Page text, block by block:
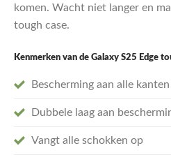
komen. Wacht niet langer en
tough case.
Kenmerken van de Galaxy S25 Edge
Bescherming aan alle kanten
Dubbele laag aan
Vangt alle schokken op